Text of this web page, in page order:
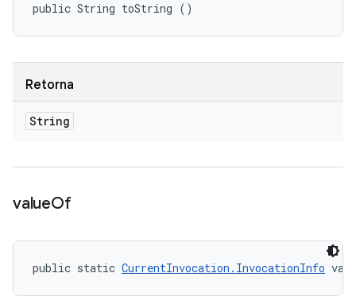
public String toString ()
Retorna
String
valueOf
public static CurrentInvocation.InvocationInfo